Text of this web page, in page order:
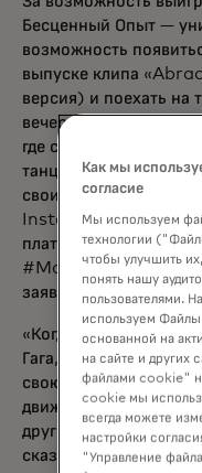
Бесценный Опыт —
возможность
выпуске клипа
версия) и поехать на
вечеринку Lady
где сама Гага будет
танцоров — фанаты
своими танцами
Instagram и других
платформах вместе с
заявку на
«Когда такая любимая
Гага, оказывает
свою аудиторию, что
движение,
других, это поистине
сказал Рустом
Как мы
согласие
Мы используем
технологии
чтобы улучшить
понять нашу
пользователями.
используем
основанной на
на сайте и других
файлами cookie"
cookie мы
всегда можете
настройки
"Управление